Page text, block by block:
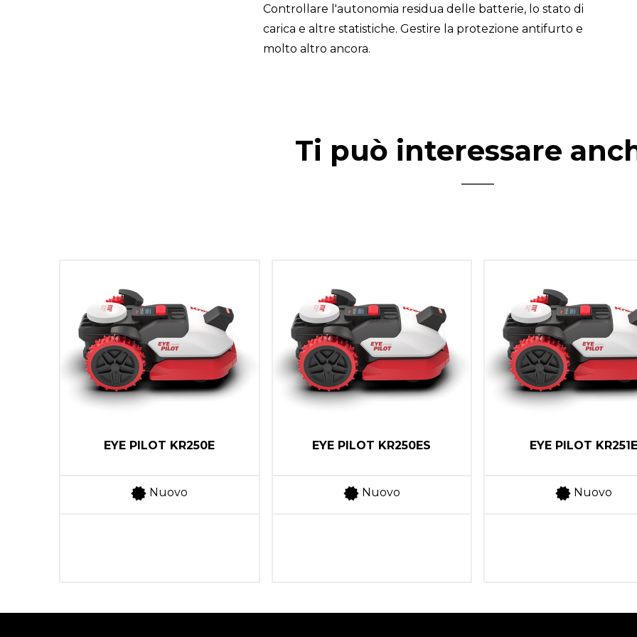
Controllare l'autonomia residua delle batterie, lo stato di
carica e altre statistiche. Gestire la protezione antifurto e
molto altro ancora.
Ti può interessare
EYE PILOT KR250E
Nuovo
EYE PILOT KR250ES
Nuovo
EYE PILOT
Nuovo